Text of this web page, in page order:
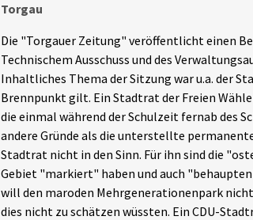
Torgau
Die "Torgauer Zeitung" veröffentlicht einen
Technischem Ausschuss und des
Inhaltliches Thema der Sitzung war u.a. der
Brennpunkt gilt. Ein Stadtrat der Freien
die einmal während der Schulzeit fernab des
andere Gründe als die unterstellte
Stadtrat nicht in den Sinn. Für ihn sind die
Gebiet "markiert" haben und auch
will den maroden Mehrgenerationenpark
dies nicht zu schätzen wüssten. Ein CDU-